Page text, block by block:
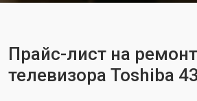
Прайс-лист на ремонт
телевизора Toshiba